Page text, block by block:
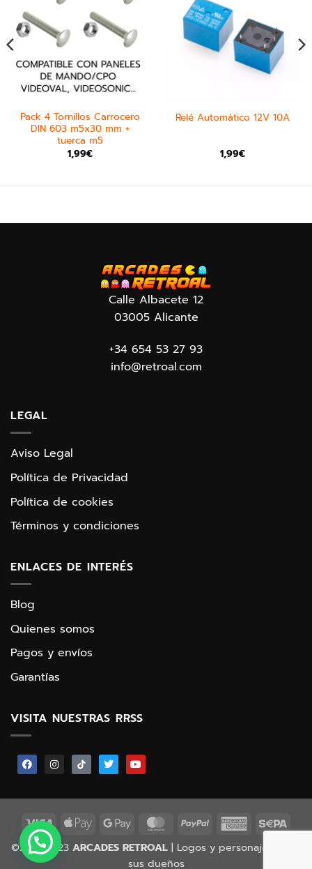
Pack 4 Tornillos Carrocero
DIN 603 m5x30 mm +
tuerca m5
1,99€
Relé Automático 12V 10A
1,99€
Calle Albacete 12
03005 Alicante
+34 654 53 27 93
info@retroal.com
LEGAL
Aviso Legal
Política de Privacidad
Política de cookies
Términos y condiciones
ENLACES DE INTERÉS
Blog
Quienes somos
Pagos y envíos
Garantías
VISITA NUESTRAS RRSS
©2015-2023 ARCADES RETROAL| Logos y personajes © de
sus dueños